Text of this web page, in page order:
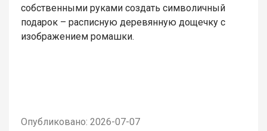
собственными руками создать символичный
подарок – расписную деревянную дощечку с
изображением ромашки.
Опубликовано: 2026-07-07